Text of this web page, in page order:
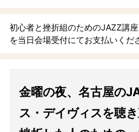
初心者と挫折組のためのJAZZ講
を当日会場受付にてお支払いくだ
金曜の夜、名古屋の
ス・デイヴィスを聴